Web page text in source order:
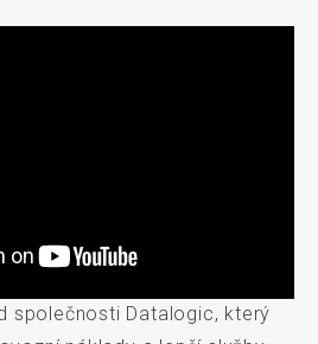
společnosti Datalogic, který